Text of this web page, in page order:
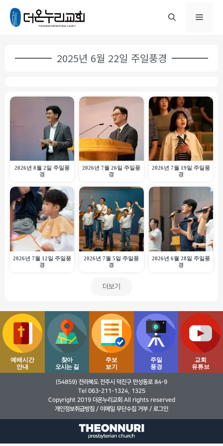
2025년 6월 22일 주일풍경
2026년 8월 2일 주일풍
경
2026년 7월 26일 주일풍
경
2026년 7월 19일 주일풍
경
2026년 7월 12일 주일풍
경
2026년 7월 5일 주일풍
경
2026년 6월 28일 주일풍
경
더보기
예배시간
안내
찾아
오시는 길
주보
보기
주일
풍경
교회
유튜브
(54859) 전라북도 전주시 덕진구 만성동로 84-9
Tel 063-211-1324, 1325
Copyright 2019 더온누리교회 All rights reserved
개인정보취급방침 / 이메일 무단수집 거부/ 로그인